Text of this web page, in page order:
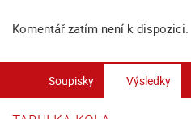
Komentář zatím není k dispozici.
Soupisky Výsledky